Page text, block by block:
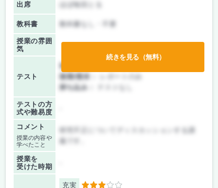
出席 ほぼ毎回とる
教科書 教科書なし・不要
授業の雰囲
気
テスト
前期/中間：
後期/期末：
持ち込み：
テストの方
式や難易度
コメント
授業の内容や
学べたこと
義です。
授業を
受けた時期
充実
続きを見る（無料）